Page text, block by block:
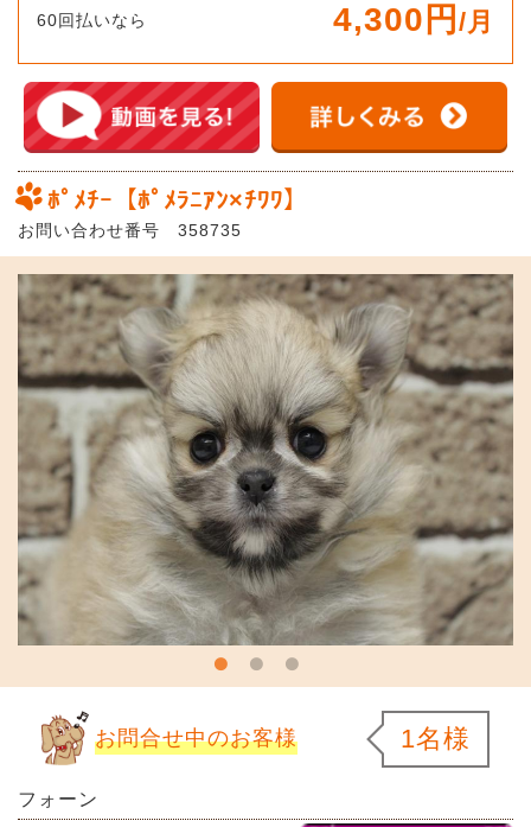
60回払いなら 4,300円 /月
ﾎﾟﾒﾁｰ【ﾎﾟﾒﾗﾆｱﾝ×ﾁﾜﾜ】
お問い合わせ番号 358735
お問合せ中のお客様 1名様
フォーン